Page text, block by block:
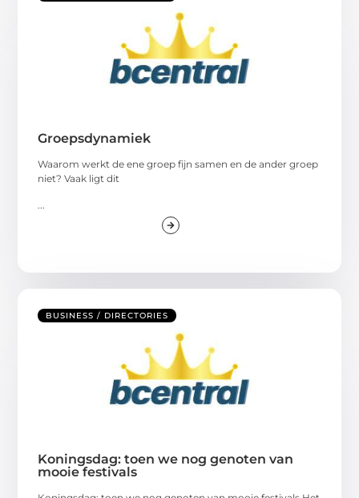
Groepsdynamiek
Waarom werkt de ene groep fijn samen en de ander groep
niet? Vaak ligt dit
BUSINESS / DIRECTORIES
Koningsdag: toen we nog genoten van
mooie festivals